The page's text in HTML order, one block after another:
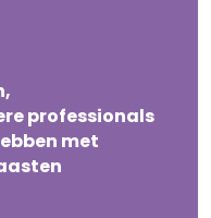
professionals
met